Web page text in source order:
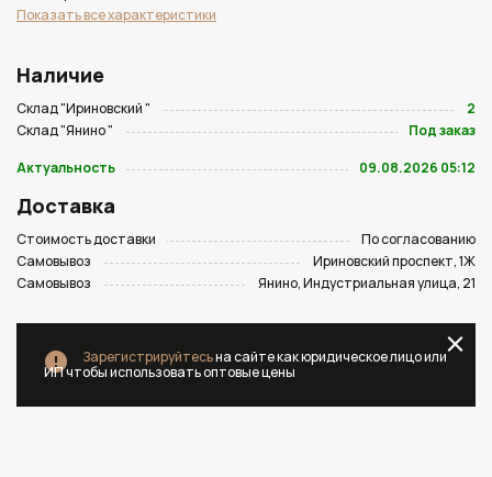
Показать все характеристики
Наличие
Склад "Ириновский "
2
Склад "Янино "
Под заказ
Актуальность
09.08.2026 05:12
Доставка
Стоимость доставки
По согласованию
Самовывоз
Ириновский проспект, 1Ж
Самовывоз
Янино, Индустриальная улица, 21
Зарегистрируйтесьна сайте как юридическое лицо или
ИП чтобы использовать оптовые цены